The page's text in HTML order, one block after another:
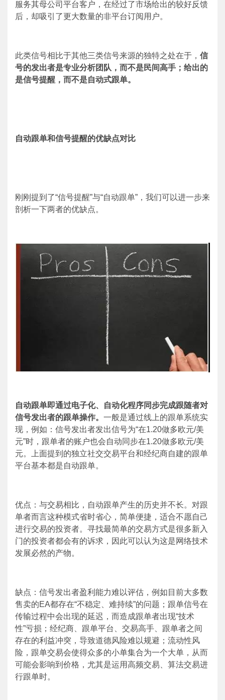
服务其母公司平台客户，在经过了市场给出的较好反馈
后，却吸引了更大数量的非平台订阅用户。
此类信号相比于其他三类信号来源的独特之处在于， 信
号的发出者是专业分析团队，而不是民间高手；给出的
是信号提醒，而不是自动式跟单。
自动跟单和信号提醒的优缺点对比
刚刚提到了“信号提醒”与“自动跟单”，我们可以进一步来
剖析一下两者的优缺点。
自动跟单即通过电子化、自动化程序同步完成跟随者对
信号发出者的跟单操作。 一般是通过线上的跟单系统实
现，例如：信号发出者发出信号为“在1.20做多欧元/美
元”时，跟单者的账户也会自动同步在1.20做多欧元/美
元。上面提到的独立社交交易平台和经纪商自建的跟单
平台基本都是自动跟单。
优点：与交易相比，自动跟单产生的历史并不长。对跟
单者而言这种模式省时省心，简单便捷，适合不愿自己
进行交易的投资者。寻找最简单的交易方式是很多新入
门的投资者都会有的诉求，因此可以认为这是网络技术
发展必然的产物。
缺点：信号发出者盈利能力难以评估，例如目前大多数
售卖的EA都存在“不稳定、难持续”的问题；跟单信号在
传输过程中会出现的延迟，而造成跟单者出现“技术
性”亏损；经纪商、跟单平台、交易高手、跟单者之间
存在的利益冲突，导致道德风险难以规避；流动性风
险，跟单交易会使得众多的小单集合为一个大单，从而
可能会影响到价格，尤其是运用高频交易、算法交易进
行跟单时。